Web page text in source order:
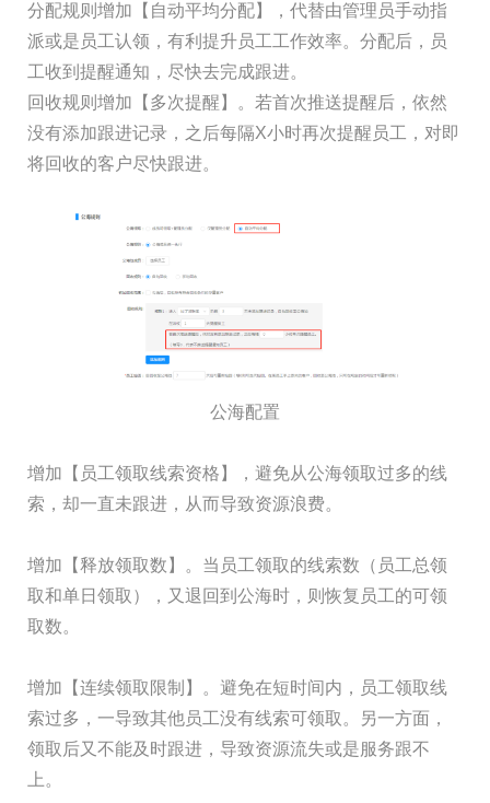
分配规则增加【自动平均分配】，代替由管理员手动指
派或是员工认领，有利提升员工工作效率。分配后，员
工收到提醒通知，尽快去完成跟进。
回收规则增加【多次提醒】。若首次推送提醒后，依然
没有添加跟进记录，之后每隔X小时再次提醒员工，对即
将回收的客户尽快跟进。
公海配置
增加【员工领取线索资格】，避免从公海领取过多的线
索，却一直未跟进，从而导致资源浪费。
增加【释放领取数】。当员工领取的线索数（员工总领
取和单日领取），又退回到公海时，则恢复员工的可领
取数。
增加【连续领取限制】。避免在短时间内，员工领取线
索过多，一导致其他员工没有线索可领取。另一方面，
领取后又不能及时跟进，导致资源流失或是服务跟不
上。